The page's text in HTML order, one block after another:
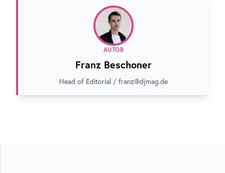
AUTOR
Franz Beschoner
Head of Editorial / franz@djmag.de